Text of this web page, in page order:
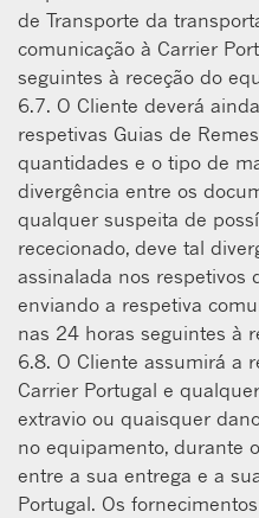
de Transporte da
comunicação à Carrier
seguintes à receção do
6.7. O Cliente deverá
respetivas Guias de
quantidades e o tipo de
divergência entre os
qualquer suspeita de
rececionado, deve tal
assinalada nos respetivos
enviando a respetiva
nas 24 horas seguintes à
6.8. O Cliente assumirá a
Carrier Portugal e
extravio ou quaisquer
no equipamento, durante
entre a sua entrega e a
Portugal. Os